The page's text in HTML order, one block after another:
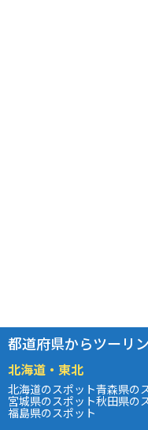
都道府県からツーリ
北海道・東北
北海道のスポット青森県の
宮城県のスポット秋田県の
福島県のスポット